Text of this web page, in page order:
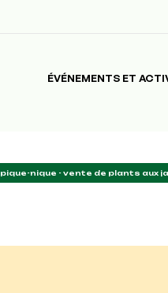
ÉVÉNEMENTS ET
pique-nique - vente de plants aux